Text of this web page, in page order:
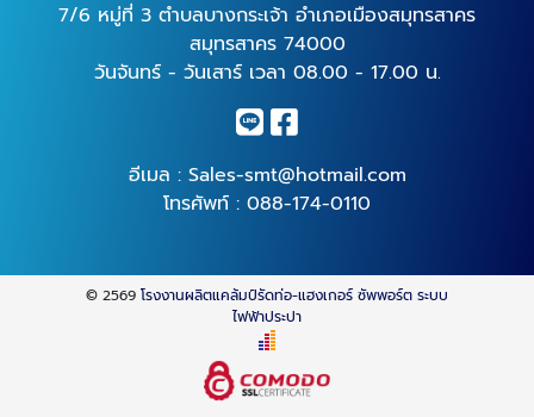
7/6 หมู่ที่ 3 ตำบลบางกระเจ้า อำเภอเมืองสมุทรสาคร
สมุทรสาคร 74000
วันจันทร์ - วันเสาร์ เวลา 08.00 - 17.00 น.
อีเมล : Sales-smt@hotmail.com
โทรศัพท์ : 088-174-0110
© 2569 โรงงานผลิตแคล้มป์รัดท่อ-แฮงเกอร์ ซัพพอร์ต ระบบ
ไฟฟ้าประปา